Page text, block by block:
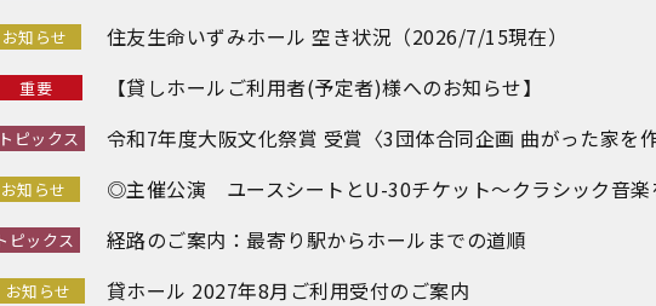
お知らせ 住友生命いずみホール 空き状況（2026/7/15現在）
重要 【貸しホールご利用者(予定者)様へのお知らせ】
トピックス 令和7年度大阪文化祭賞 受賞〈3団体合同企画 曲がった家を作
お知らせ ◎主催公演 ユースシートとU-30チケット～クラシック音楽
ピックス 経路のご案内：最寄り駅からホールまでの道順
お知らせ 貸ホール 2027年8月ご利用受付のご案内